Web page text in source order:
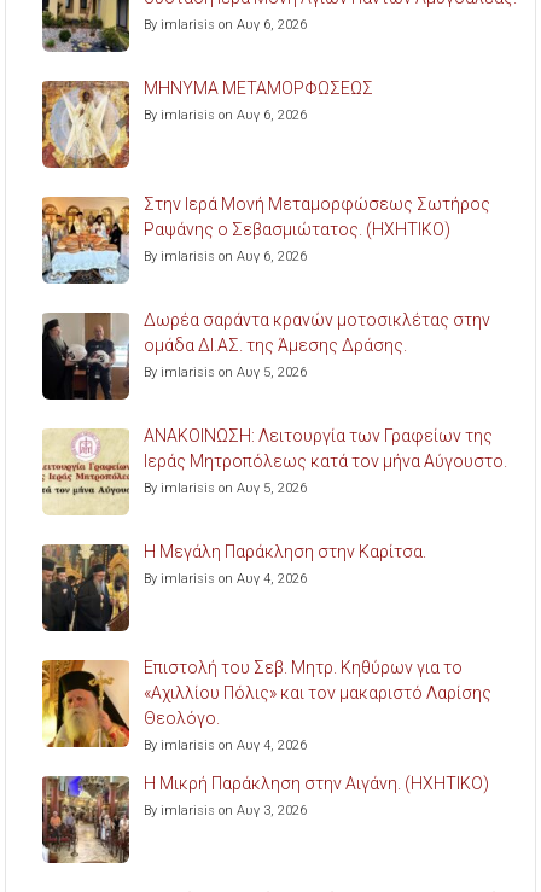
By imlarisis on Αυγ 6, 2026
ΜΗΝΥΜΑ ΜΕΤΑΜΟΡΦΩΣΕΩΣ
By imlarisis on Αυγ 6, 2026
Στην Ιερά Μονή Μεταμορφώσεως Σωτήρος
Ραψάνης ο Σεβασμιώτατος. (ΗΧΗΤΙΚΟ)
By imlarisis on Αυγ 6, 2026
Δωρέα σαράντα κρανών μοτοσικλέτας στην
ομάδα ΔΙ.ΑΣ. της Άμεσης Δράσης.
By imlarisis on Αυγ 5, 2026
ΑΝΑΚΟΙΝΩΣΗ: Λειτουργία των Γραφείων της
Ιεράς Μητροπόλεως κατά τον μήνα Αύγουστο.
By imlarisis on Αυγ 5, 2026
Η Μεγάλη Παράκληση στην Καρίτσα.
By imlarisis on Αυγ 4, 2026
Επιστολή του Σεβ. Μητρ. Κηθύρων για το
«Αχιλλίου Πόλις» και τον μακαριστό Λαρίσης
Θεολόγο.
By imlarisis on Αυγ 4, 2026
Η Μικρή Παράκληση στην Αιγάνη. (ΗΧΗΤΙΚΟ)
By imlarisis on Αυγ 3, 2026